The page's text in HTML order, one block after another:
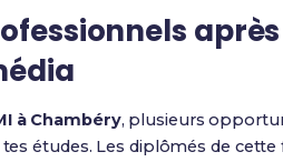
à Chambéry, plusieurs
études. Les diplômés de